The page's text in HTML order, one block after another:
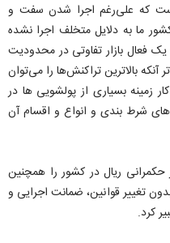
که علی‌رغم اجرا شدن سفت و
ما به دلایل متخلف اجرا نشده
بین یک نوجوان ۱۵ ساله و یک فعال بازار تفاوتی در محدودیت
بالاترین تراکنش‌ها را می‌توان
زمینه بسیاری از پولشویی ها در
شرط بندی و انواع و اقسام آن
حکمرانی ریال در کشور را همچنین
تغییر قوانین، ضمانت اجرایی و
کرد.